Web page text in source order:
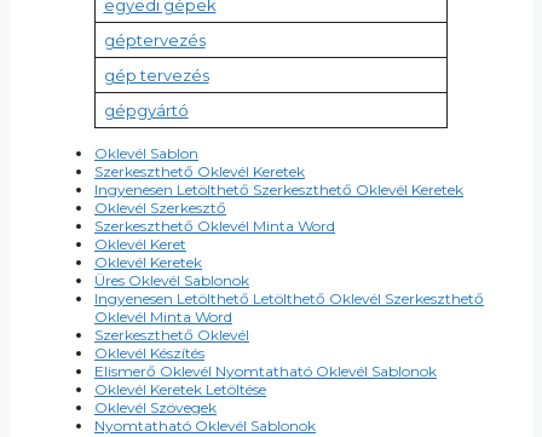
egyedi gépek
géptervezés
gép tervezés
gépgyártó
Oklevél Sablon
Szerkeszthető Oklevél Keretek
Ingyenesen Letölthető Szerkeszthető Oklevél Keretek
Oklevél Szerkesztő
Szerkeszthető Oklevél Minta Word
Oklevél Keret
Oklevél Keretek
Üres Oklevél Sablonok
Ingyenesen Letölthető Letölthető Oklevél Szerkeszthető
Oklevél Minta Word
Szerkeszthető Oklevél
Oklevél Készítés
Elismerő Oklevél Nyomtatható Oklevél Sablonok
Oklevél Keretek Letöltése
Oklevél Szövegek
Nyomtatható Oklevél Sablonok